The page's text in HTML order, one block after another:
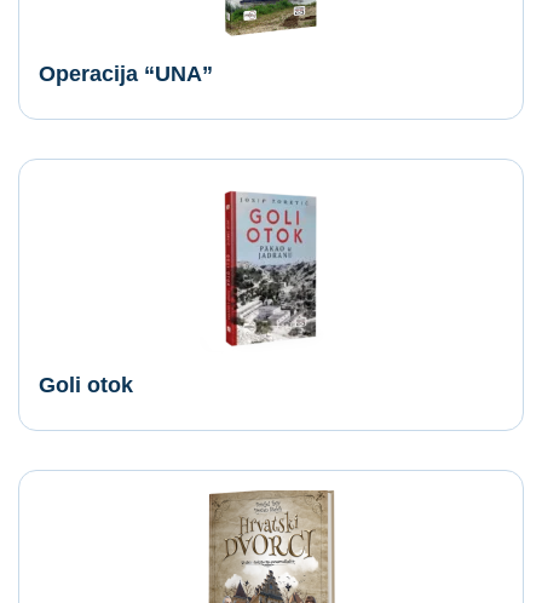
Operacija “UNA”
Goli otok